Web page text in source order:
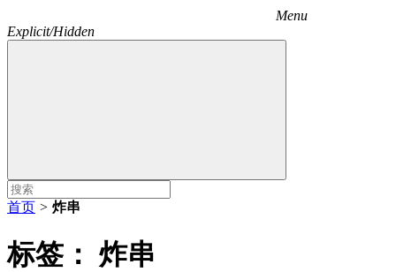
Menu
Explicit/Hidden
首页 > 炸串
标签： 炸串